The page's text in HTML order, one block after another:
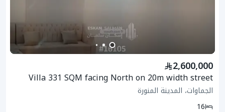
2,600,000
Villa 331 SQM facing North on 20m width street
الجماوات، المدينة المنورة
16